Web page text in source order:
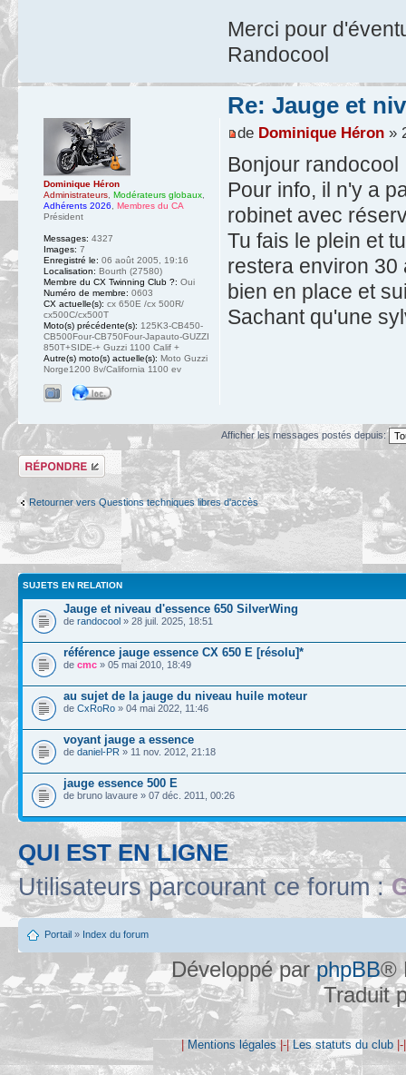
Merci pour
Randocool
Re: Jauge et
de Dominique Héron»
Bonjour randocool
Pour info, il n'y a
robinet avec
Tu fais le plein et
restera environ 30
bien en place et
Sachant qu'une
Dominique Héron
Administrateurs, Modérateurs globaux,
Adhérents 2026, Membres du CA
Président
Messages: 4327
Images: 7
Enregistré le: 06 août 2005, 19:16
Localisation: Bourth (27580)
Membre du CX Twinning Club ?: Oui
Numéro de membre: 0603
CX actuelle(s): cx 650E /cx 500R/
cx500C/cx500T
Moto(s) précédente(s): 125K3-CB450-
CB500Four-CB750Four-Japauto-GUZZI
850T+SIDE-+ Guzzi 1100 Calif +
Autre(s) moto(s) actuelle(s): Moto Guzzi
Norge1200 8v/California 1100 ev
Afficher les messages postés depuis:
Répondre
Retourner vers Questions techniques libres d'accès
SUJETS EN RELATION
Jauge et niveau d'essence 650 SilverWing
de randocool » 28 juil. 2025, 18:51
référence jauge essence CX 650 E [résolu]*
de cmc » 05 mai 2010, 18:49
au sujet de la jauge du niveau huile moteur
de CxRoRo » 04 mai 2022, 11:46
voyant jauge a essence
de daniel-PR » 11 nov. 2012, 21:18
jauge essence 500 E
de bruno lavaure » 07 déc. 2011, 00:26
QUI EST EN LIGNE
Utilisateurs parcourant ce forum :
Portail » Index du forum
Développé parphpBB®
Traduit
Mentions légales|-|Les statuts du club